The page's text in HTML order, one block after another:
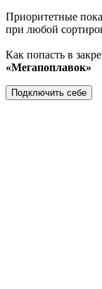
Приоритетные
при любой
Как попасть в
«Мегапоплавок»
Подключить себе